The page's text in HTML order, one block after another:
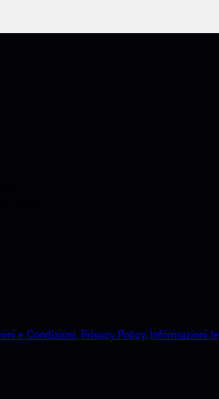
e Condizioni. Privacy Policy. Informazioni